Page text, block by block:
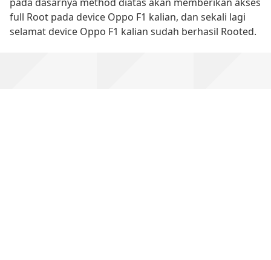
full Root pada device Oppo F1 kalian, dan sekali lagi
selamat device Oppo F1 kalian sudah berhasil Rooted.